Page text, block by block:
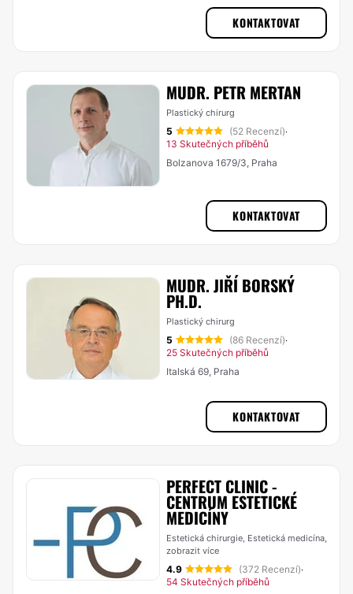
KONTAKTOVAT
MUDR. PETR MERTAN
Plastický chirurg
5 (52 Recenzí)·
13 Skutečných příběhů
Bolzanova 1679/3, Praha
KONTAKTOVAT
MUDR. JIŘÍ BORSKÝ
PH.D.
Plastický chirurg
5 (86 Recenzí)·
25 Skutečných příběhů
Italská 69, Praha
KONTAKTOVAT
PERFECT CLINIC -
CENTRUM ESTETICKÉ
MEDICÍNY
Estetická chirurgie, Estetická medicína,
zobrazit více
4.9 (372 Recenzí)·
54 Skutečných příběhů